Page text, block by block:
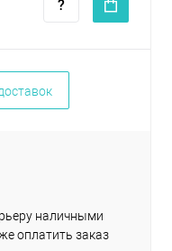
наличными
оплатить заказ